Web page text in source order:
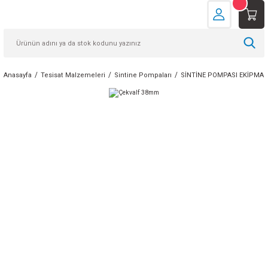
Anasayfa Tesisat Malzemeleri Sintine Pompaları SİNTİNE POMPASI